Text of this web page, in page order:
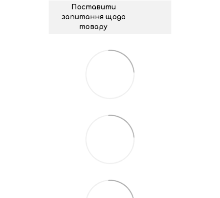
Поставити
запитання щодо
товару